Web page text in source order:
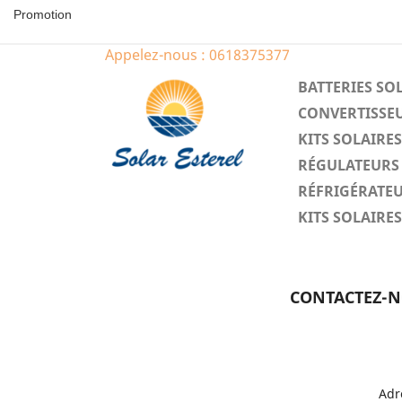
Promotion
Appelez-nous : 0618375377
BATTERIES
KITS
KITS
CONTACTEZ-